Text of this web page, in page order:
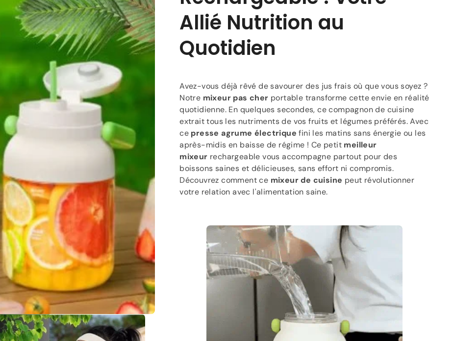
Allié Nutrition au
Quotidien
Avez-vous déjà rêvé de savourer des jus frais où que vous soyez ?
Notre mixeur pas cher portable transforme cette envie en réalité
quotidienne. En quelques secondes, ce compagnon de cuisine
extrait tous les nutriments de vos fruits et légumes préférés. Avec
ce presse agrume électrique fini les matins sans énergie ou les
après-midis en baisse de régime ! Ce petit meilleur
mixeur rechargeable vous accompagne partout pour des
boissons saines et délicieuses, sans effort ni compromis.
Découvrez comment ce mixeur de cuisine peut révolutionner
votre relation avec l'alimentation saine.